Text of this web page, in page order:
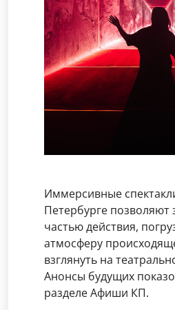
Иммерсивные
Петербурге позволяют
частью действия,
атмосферу
взглянуть на
Анонсы будущих
разделе Афиши КП.